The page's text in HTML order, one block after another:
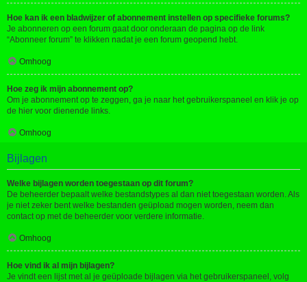
Hoe kan ik een bladwijzer of abonnement instellen op specifieke forums?
Je abonneren op een forum gaat door onderaan de pagina op de link
“Abonneer forum” te klikken nadat je een forum geopend hebt.
Omhoog
Hoe zeg ik mijn abonnement op?
Om je abonnement op te zeggen, ga je naar het gebruikerspaneel en klik je op
de hier voor dienende links.
Omhoog
Bijlagen
Welke bijlagen worden toegestaan op dit forum?
De beheerder bepaalt welke bestandstypes al dan niet toegestaan worden. Als
je niet zeker bent welke bestanden geüpload mogen worden, neem dan
contact op met de beheerder voor verdere informatie.
Omhoog
Hoe vind ik al mijn bijlagen?
Je vindt een lijst met al je geüploade bijlagen via het gebruikerspaneel, volg